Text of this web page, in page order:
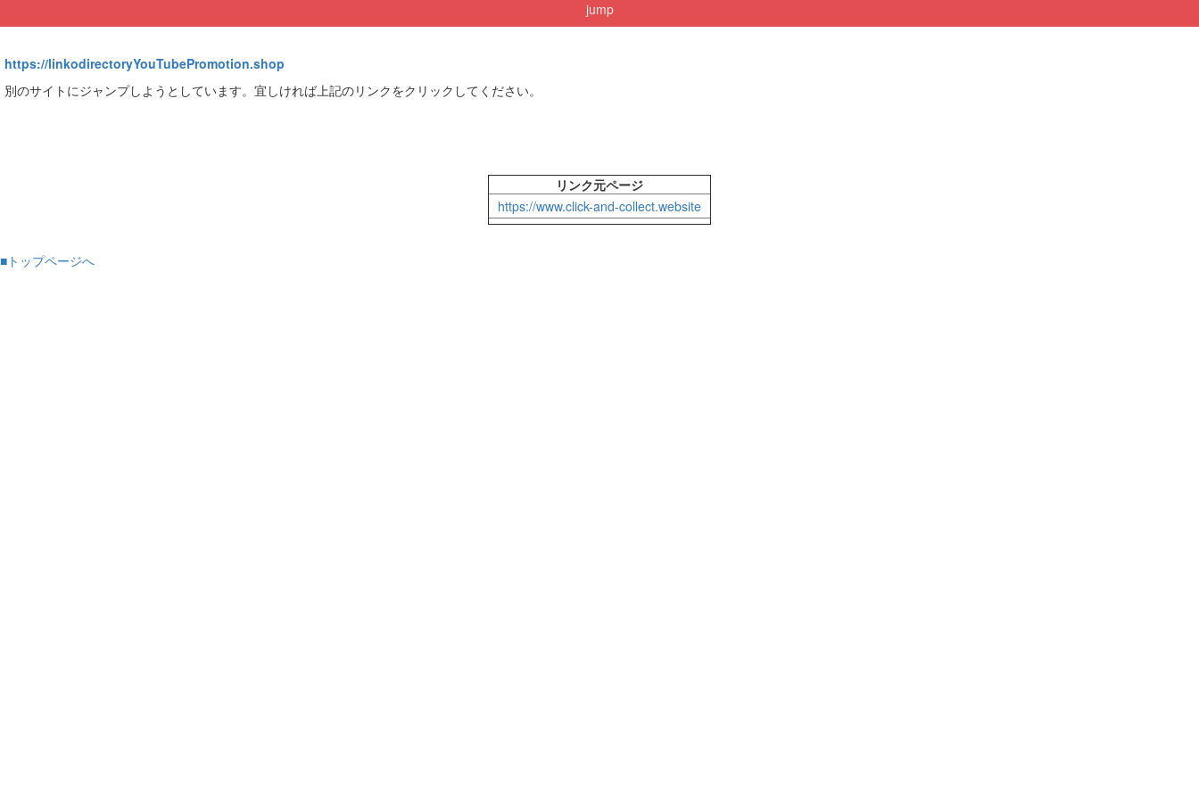
jump
https://linkodirectoryYouTubePromotion.shop
別のサイトにジャンプしようとしています。宜しければ上記のリンクをクリックしてください。
リンク元ページ
https://www.click-and-collect.website
■トップページへ